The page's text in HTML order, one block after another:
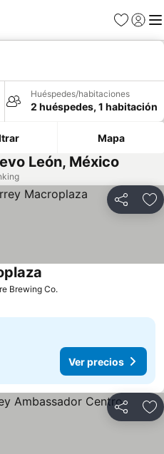
Favoritos
Iniciar
Huéspedes/habitaciones
2 huéspedes, 1 habitación
Mapa
León, México
Compartir
Brewing Co.Ver precios
Ver precios
Compartir